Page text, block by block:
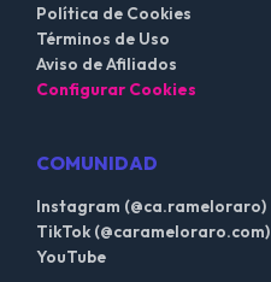
Política de Cookies
Términos de Uso
Aviso de Afiliados
Configurar Cookies
COMUNIDAD
Instagram (@ca.rameloraro)
TikTok (@carameloraro.com)
YouTube